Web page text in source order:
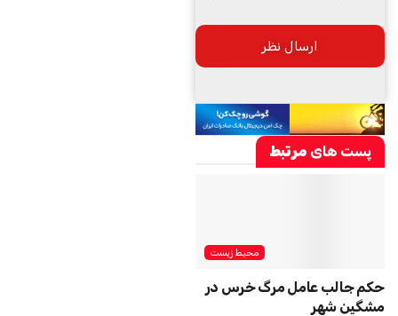
پست های مرتبط
محیط زیست
حکم جالب عامل مرگ خرس در
مشگین‌ شهر